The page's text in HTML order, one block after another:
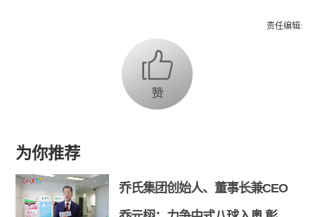
责任编辑:
为你推荐
乔氏集团创始人、董事长兼CEO